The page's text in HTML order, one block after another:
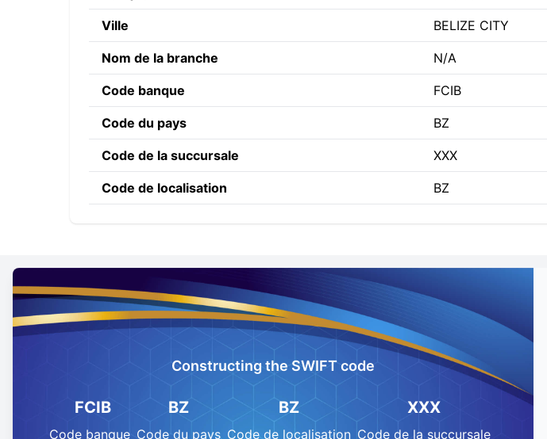
Ville BELIZE CITY
Nom de la branche N/A
Code banque FCIB
Code du pays BZ
Code de la succursale XXX
Code de localisation BZ
Constructing the SWIFT code
FCIB
Code banque
BZ
Code du pays
BZ
Code de localisation
XXX
Code de la succursale